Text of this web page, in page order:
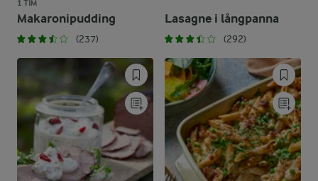
1 TIM
Makaronipudding
(237)
Lasagne i långpanna
(292)